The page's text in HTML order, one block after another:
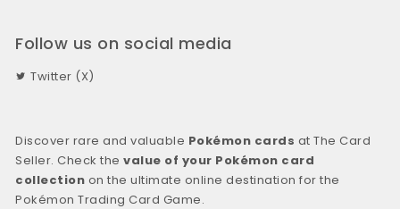
Follow us on social media
Twitter (X)
Discover rare and valuable Pokémon cards at The Card
Seller. Check thevalue of your Pokémon card
collection on the ultimate online destination for the
Pokémon Trading Card Game.